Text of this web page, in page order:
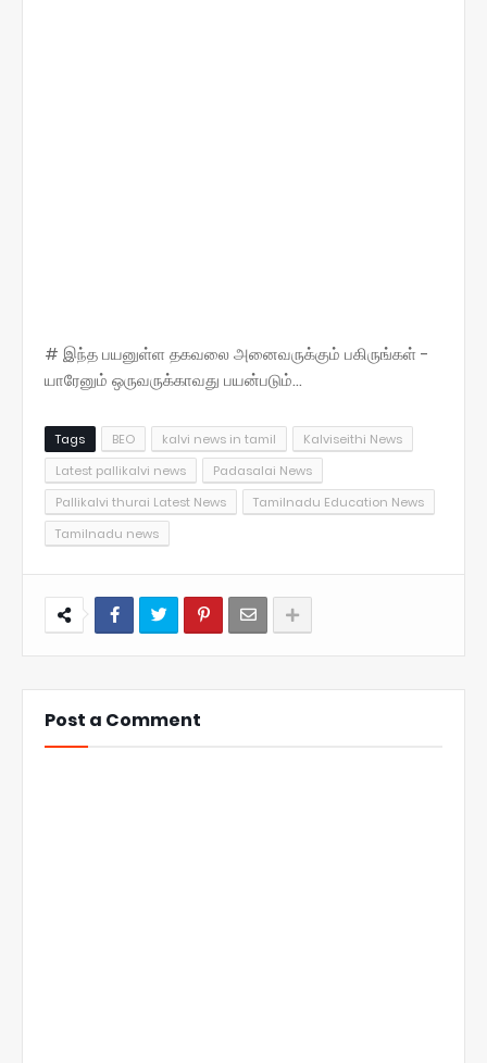
# இந்த பயனுள்ள தகவலை அனைவருக்கும் பகிருங்கள் -
யாரேனும் ஒருவருக்காவது பயன்படும்...
Tags BEO kalvi news in tamil
Kalviseithi News
Latest pallikalvi news
Padasalai News
Pallikalvi thurai Latest News
Tamilnadu Education News
Tamilnadu news
Post a Comment